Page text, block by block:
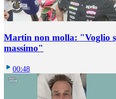
Martin non molla: "Voglio
massimo"
00:48